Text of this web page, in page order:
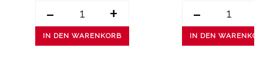
- +
IN DEN WARENKORB
-
IN DEN